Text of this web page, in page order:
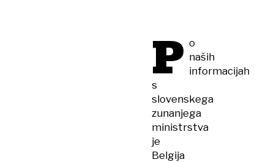
P o
naših
informacijah
s
slovenskega
zunanjega
ministrstva
je
Belgija